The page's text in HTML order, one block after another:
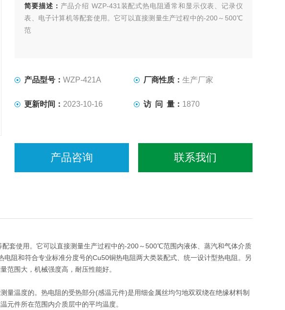
简要描述： 产品介绍 WZP-431装配式热电阻通常和显示仪表、记录仪
表、电子计算机等配套使用。它可以直接测量生产过程中的-200～500℃
范
产品型号：WZP-421A 厂商性质： 生产厂家
更新时间： 2023-10-16 访 问 量： 1870
产品咨询 联系我们
套使用。它可以直接测量生产过程中的-200～500℃范围内液体、蒸汽和气体介质
阻和符合专业标准分度号的Cu50铜热电阻两大类装配式、统一设计型热电阻。另
范围大，机械强度高，耐压性能好。
量温度的。热电阻的受热部分(感温元件)是用细金属丝均匀地双双绕在绝缘材料制
元件所在范围内介质层中的平均温度。